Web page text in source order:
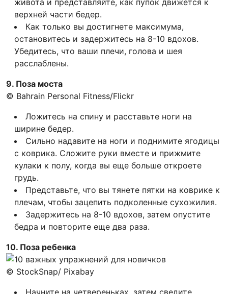
живота и представляйте, как пупок движется к
верхней части бедер.
Как только вы достигнете максимума,
остановитесь и задержитесь на 8-10 вдохов.
Убедитесь, что ваши плечи, голова и шея
расслаблены.
9. Поза моста
© Bahrain Personal Fitness/Flickr
Ложитесь на спину и расставьте ноги на
ширине бедер.
Сильно надавите на ноги и поднимите ягодицы
с коврика. Сложите руки вместе и прижмите
кулаки к полу, когда вы еще больше откроете
грудь.
Представьте, что вы тянете пятки на коврике к
плечам, чтобы зацепить подколенные сухожилия.
Задержитесь на 8-10 вдохов, затем опустите
бедра и повторите еще два раза.
10. Поза ребенка
© StockSnap/ Pixabay
Начните на четвереньках, затем сведите